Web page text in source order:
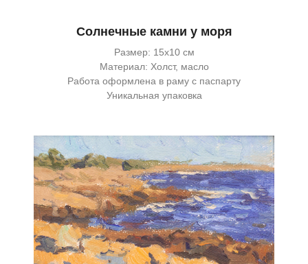
Солнечные камни у моря
Размер: 15х10 см
Материал: Холст, масло
Работа оформлена в раму с паспарту
Уникальная упаковка